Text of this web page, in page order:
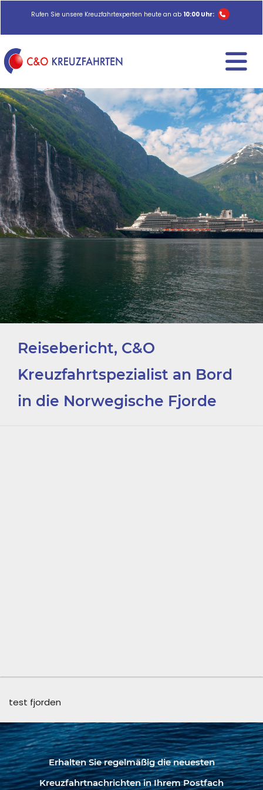
Rufen Sie unsere Kreuzfahrtexperten heute an ab 10:00 Uhr:
Reisebericht, C&O
Kreuzfahrtspezialist an Bord
in die Norwegische Fjorde
test fjorden
Erhalten Sie regelmäßig die neuesten
Kreuzfahrtnachrichten in Ihrem Postfach